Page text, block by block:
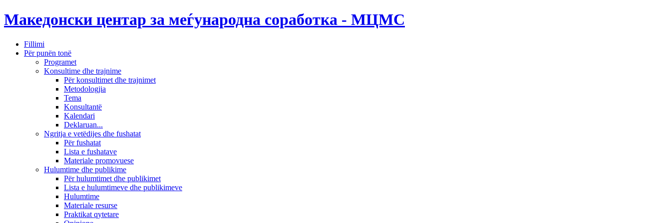
Македонски центар за меѓународна соработка - МЦМС
Fillimi
Për punën tonë
Programet
Konsultime dhe trajnime
Për konsultimet dhe trajnimet
Metodologjia
Tema
Konsultantë
Kalendari
Deklaruan...
Ngritja e vetëdijes dhe fushatat
Për fushatat
Lista e fushatave
Materiale promovuese
Hulumtime dhe publikime
Për hulumtimet dhe publikimet
Lista e hulumtimeve dhe publikimeve
Hulumtime
Materiale resurse
Praktikat qytetare